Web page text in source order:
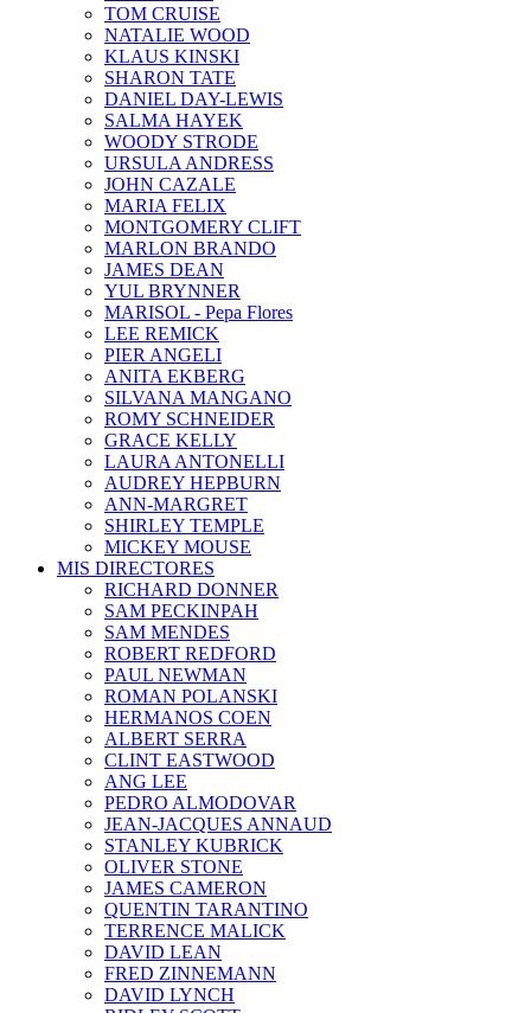
TOM CRUISE
NATALIE WOOD
KLAUS KINSKI
SHARON TATE
DANIEL DAY-LEWIS
SALMA HAYEK
WOODY STRODE
URSULA ANDRESS
JOHN CAZALE
MARIA FELIX
MONTGOMERY CLIFT
MARLON BRANDO
JAMES DEAN
YUL BRYNNER
MARISOL - Pepa Flores
LEE REMICK
PIER ANGELI
ANITA EKBERG
SILVANA MANGANO
ROMY SCHNEIDER
GRACE KELLY
LAURA ANTONELLI
AUDREY HEPBURN
ANN-MARGRET
SHIRLEY TEMPLE
MICKEY MOUSE
MIS DIRECTORES
RICHARD DONNER
SAM PECKINPAH
SAM MENDES
ROBERT REDFORD
PAUL NEWMAN
ROMAN POLANSKI
HERMANOS COEN
ALBERT SERRA
CLINT EASTWOOD
ANG LEE
PEDRO ALMODOVAR
JEAN-JACQUES ANNAUD
STANLEY KUBRICK
OLIVER STONE
JAMES CAMERON
QUENTIN TARANTINO
TERRENCE MALICK
DAVID LEAN
FRED ZINNEMANN
DAVID LYNCH